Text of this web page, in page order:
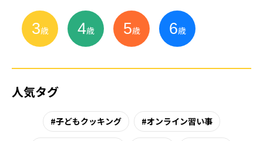
3歳 4歳 5歳 6歳
人気タグ
子どもクッキング オンライン習い事